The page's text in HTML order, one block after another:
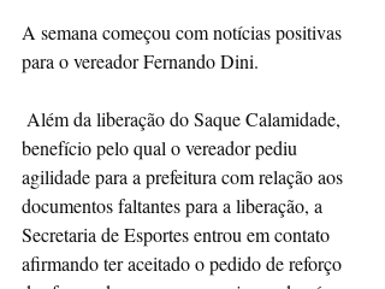
A semana começou com notícias positivas
para o vereador Fernando Dini.
benefício pelo qual o vereador pediu
agilidade para a prefeitura com relação aos
documentos faltantes para a liberação, a
Secretaria de Esportes entrou em contato
afirmando ter aceitado o pedido de reforço